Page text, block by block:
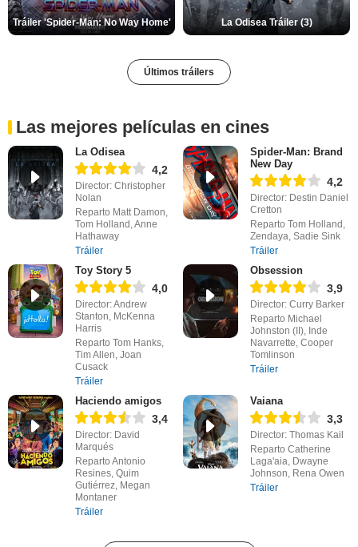
Tráiler 'Spider-Man: No Way Home' La Odisea Tráiler (3)
Últimos tráilers
Las mejores películas en cines
La Odisea
4,2
Director: Christopher
Nolan
Reparto Matt Damon,
Tom Holland, Anne
Hathaway
Tráiler
Spider-Man: Brand
New Day
4,2
Director: Destin Daniel
Cretton
Reparto Tom Holland,
Zendaya, Sadie Sink
Tráiler
Toy Story 5
4,0
Director: Andrew
Stanton, McKenna
Harris
Reparto Tom Hanks,
Tim Allen, Joan
Cusack
Tráiler
Obsession
3,9
Director: Curry Barker
Reparto Michael
Johnston (II), Inde
Navarrette, Cooper
Tomlinson
Tráiler
Haciendo amigos
3,4
Director: David
Marqués
Reparto Antonio
Resines, Quim
Gutiérrez, Megan
Montaner
Tráiler
Vaiana
3,3
Director: Thomas Kail
Reparto Catherine
Laga'aia, Dwayne
Johnson, Rena Owen
Tráiler